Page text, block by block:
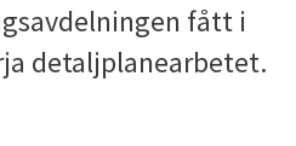
fått i
detaljplanearbetet.